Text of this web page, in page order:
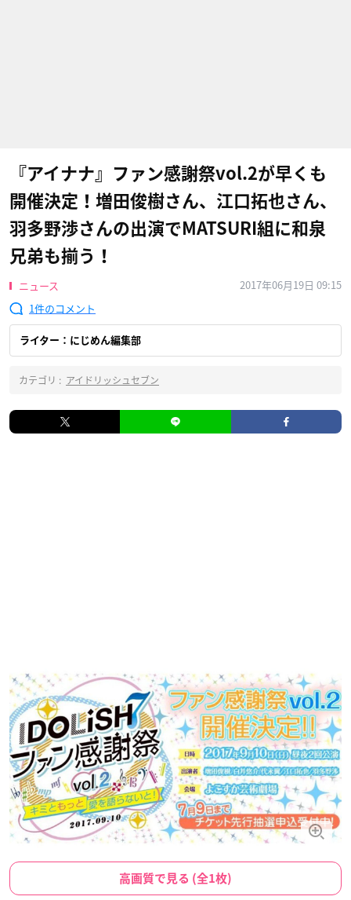
『アイナナ』ファン感謝祭vol.2が早くも
開催決定！増田俊樹さん、江口拓也さん、
羽多野渉さんの出演でMATSURI組に和泉
兄弟も揃う！
ニュース
2017年06月19日 09:15
1
ライター：にじめん編集部
カテゴリ : アイドリッシュセブン
高画質で見る (全1枚)